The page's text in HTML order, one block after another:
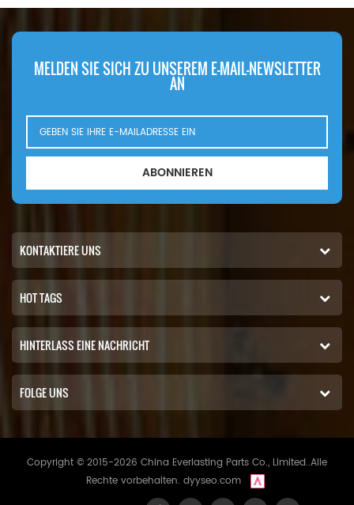
ME033603 ersetzen. Teilename:
MELDEN SIE SICH ZU UNSEREM E-MAIL-NEWSLETTER
AN
ABONNIEREN
KONTAKTIERE UNS
HOT TAGS
HINTERLASS EINE NACHRICHT
FOLGE UNS
Copyright © 2015-2026 China Everlasting Parts Co., Limited..Alle
Rechte vorbehalten. dyyseo.com